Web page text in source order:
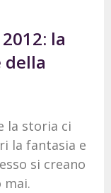
la
della
la storia ci
la fantasia e
si creano
mai.